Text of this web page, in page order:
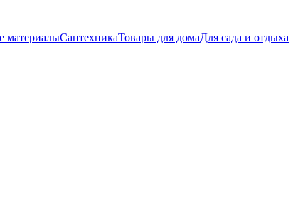
материалыСантехникаТовары для домаДля сада и отдыха